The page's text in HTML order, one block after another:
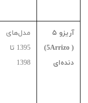
آریزو ۵
(
Arrizo
5)
دنده‌ای
مدل‌های
1395 تا
1398